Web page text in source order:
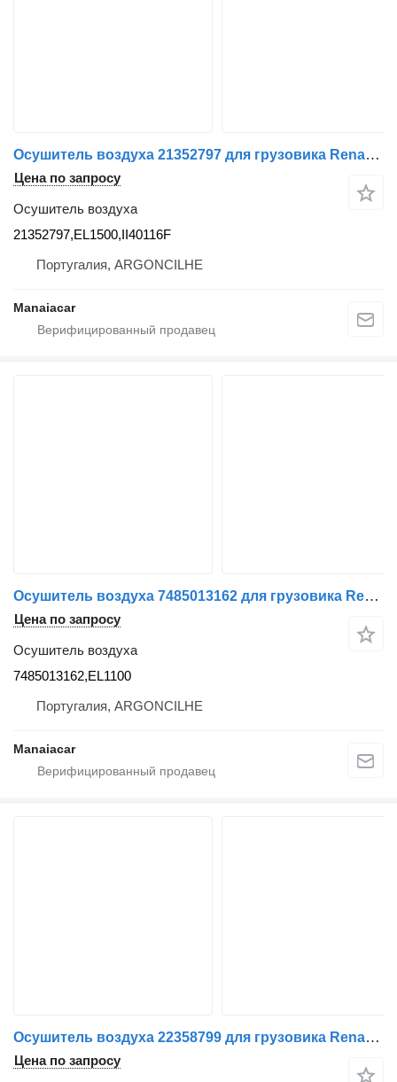
Осушитель воздуха 21352797 для грузовика Renault Premium 2 | 05
Цена по запросу
Осушитель воздуха
21352797,EL1500,II40116F
Португалия, ARGONCILHE
Manaiacar
Осушитель воздуха 7485013162 для грузовика Renault Premium 2 | 05
Цена по запросу
Осушитель воздуха
7485013162,EL1100
Португалия, ARGONCILHE
Manaiacar
Осушитель воздуха 22358799 для грузовика Renault T-Serie | 13
Цена по запросу